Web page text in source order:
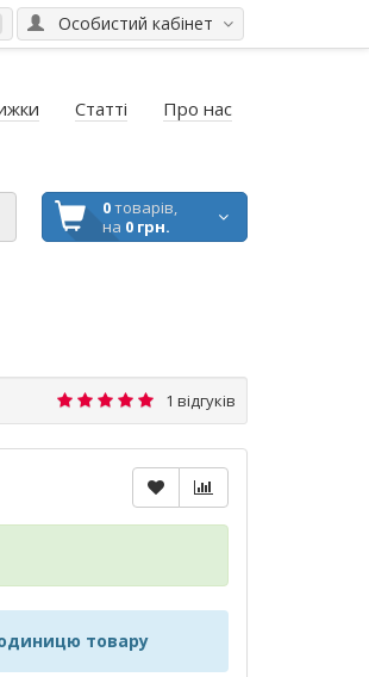
Особистий кабінет
Статті Про нас
0товарів,
на 0 грн.
1 відгуків
товару